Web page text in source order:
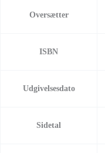
Oversætter
ISBN
Udgivelsesdato
Sidetal